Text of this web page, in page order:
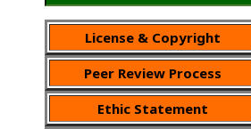
License & Copyright
Peer Review Process
Ethic Statement